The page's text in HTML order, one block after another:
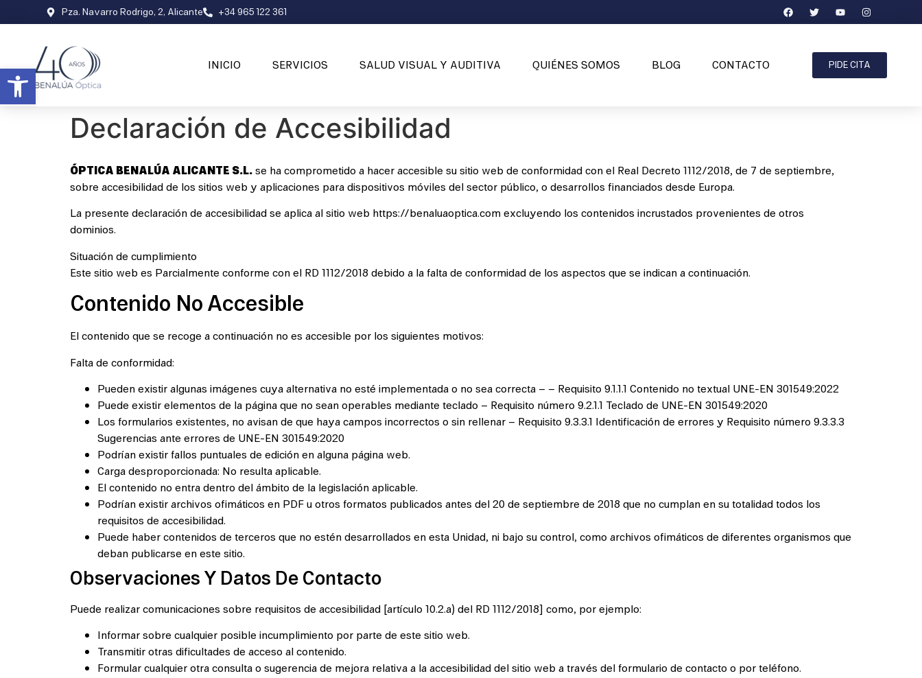
Pza. Navarro Rodrigo, 2, Alicante +34 965 122 361
INICIO SERVICIOS SALUD VISUAL Y AUDITIVA QUIÉNES SOMOS BLOG CONTACTO PIDE CITA
Declaración de Accesibilidad
ÓPTICA BENALÚA ALICANTE S.L.se ha comprometido a hacer accesible su sitio web de conformidad con el Real Decreto 1112/2018, de 7 de septiembre,
sobre accesibilidad de los sitios web y aplicaciones para dispositivos móviles del sector público, o desarrollos financiados desde Europa.
La presente declaración de accesibilidad se aplica al sitio web https://benaluaoptica.com excluyendo los contenidos incrustados provenientes de otros
dominios.
Situación de cumplimiento
Este sitio web es Parcialmente conforme con el RD 1112/2018 debido a la falta de conformidad de los aspectos que se indican a continuación.
Contenido No Accesible
El contenido que se recoge a continuación no es accesible por los siguientes motivos:
Falta de conformidad:
Pueden existir algunas imágenes cuya alternativa no esté implementada o no sea correcta – – Requisito 9.1.1.1 Contenido no textual UNE-EN 301549:2022
Puede existir elementos de la página que no sean operables mediante teclado – Requisito número 9.2.1.1 Teclado de UNE-EN 301549:2020
Los formularios existentes, no avisan de que haya campos incorrectos o sin rellenar – Requisito 9.3.3.1 Identificación de errores y Requisito número 9.3.3.3
Sugerencias ante errores de UNE-EN 301549:2020
Podrían existir fallos puntuales de edición en alguna página web.
Carga desproporcionada: No resulta aplicable.
El contenido no entra dentro del ámbito de la legislación aplicable.
Podrían existir archivos ofimáticos en PDF u otros formatos publicados antes del 20 de septiembre de 2018 que no cumplan en su totalidad todos los
requisitos de accesibilidad.
Puede haber contenidos de terceros que no estén desarrollados en esta Unidad, ni bajo su control, como archivos ofimáticos de diferentes organismos que
deban publicarse en este sitio.
Observaciones Y Datos De Contacto
Puede realizar comunicaciones sobre requisitos de accesibilidad [artículo 10.2.a) del RD 1112/2018] como, por ejemplo:
Informar sobre cualquier posible incumplimiento por parte de este sitio web.
Transmitir otras dificultades de acceso al contenido.
Formular cualquier otra consulta o sugerencia de mejora relativa a la accesibilidad del sitio web a través del formulario de contacto o por teléfono.
Abrir barra de herramientas